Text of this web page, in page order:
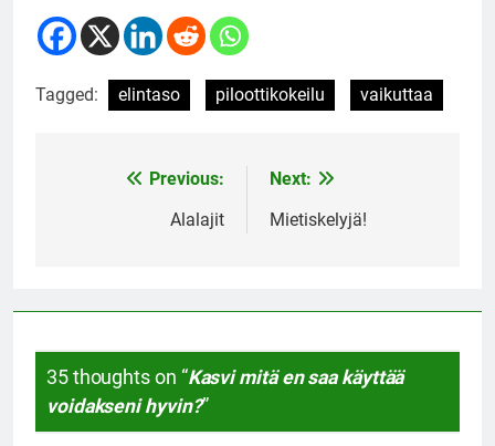
Tagged: elintaso piloottikokeilu vaikuttaa
navigation
Previous:
Alalajit
Next:
Mietiskelyjä!
35 thoughts on “Kasvi mitä en saa käyttää
voidakseni hyvin?”